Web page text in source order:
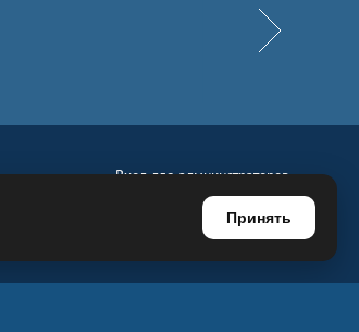
Вперёд
Вход для администраторов
Регистрация для администраторов
Принять